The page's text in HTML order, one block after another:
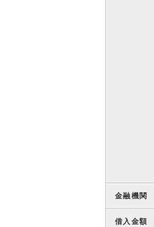
金融機関
借入金額